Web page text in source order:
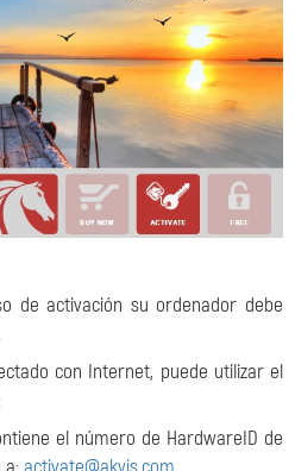
de activación su ordenador debe
con Internet, puede utilizar el
el número de HardwareID de